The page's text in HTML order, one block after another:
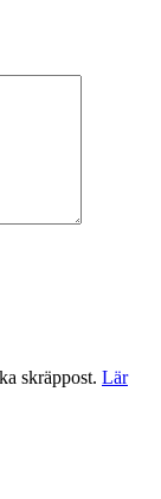
skräppost. Lär